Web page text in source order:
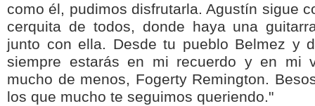
como él, pudimos disfrutarla. Agustín sigue
cerquita de todos, donde haya una
junto con ella. Desde tu pueblo Belmez y
siempre estarás en mi recuerdo y en mi
mucho de menos, Fogerty Remington.
los que mucho te seguimos queriendo."